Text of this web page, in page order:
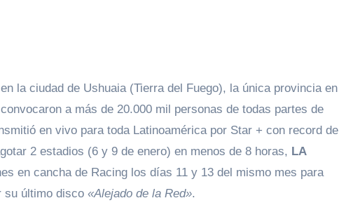
la ciudad de Ushuaia (Tierra del Fuego), la única provincia en
a más de 20.000 mil personas de todas partes de
en vivo para toda Latinoamérica por Star + con record de
2 estadios (6 y 9 de enero) en menos de 8 horas, LA
en cancha de Racing los días 11 y 13 del mismo mes para
su último disco «Alejado de la Red».